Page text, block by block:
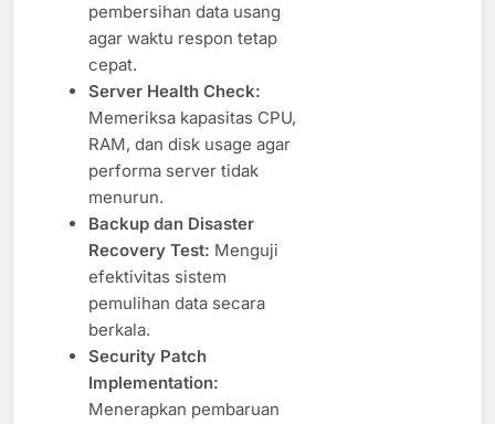
pembersihan data usang
agar waktu respon tetap
cepat.
Server Health Check:
Memeriksa kapasitas CPU,
RAM, dan disk usage agar
performa server tidak
menurun.
Backup dan Disaster
Recovery Test: Menguji
efektivitas sistem
pemulihan data secara
berkala.
Security Patch
Implementation:
Menerapkan pembaruan